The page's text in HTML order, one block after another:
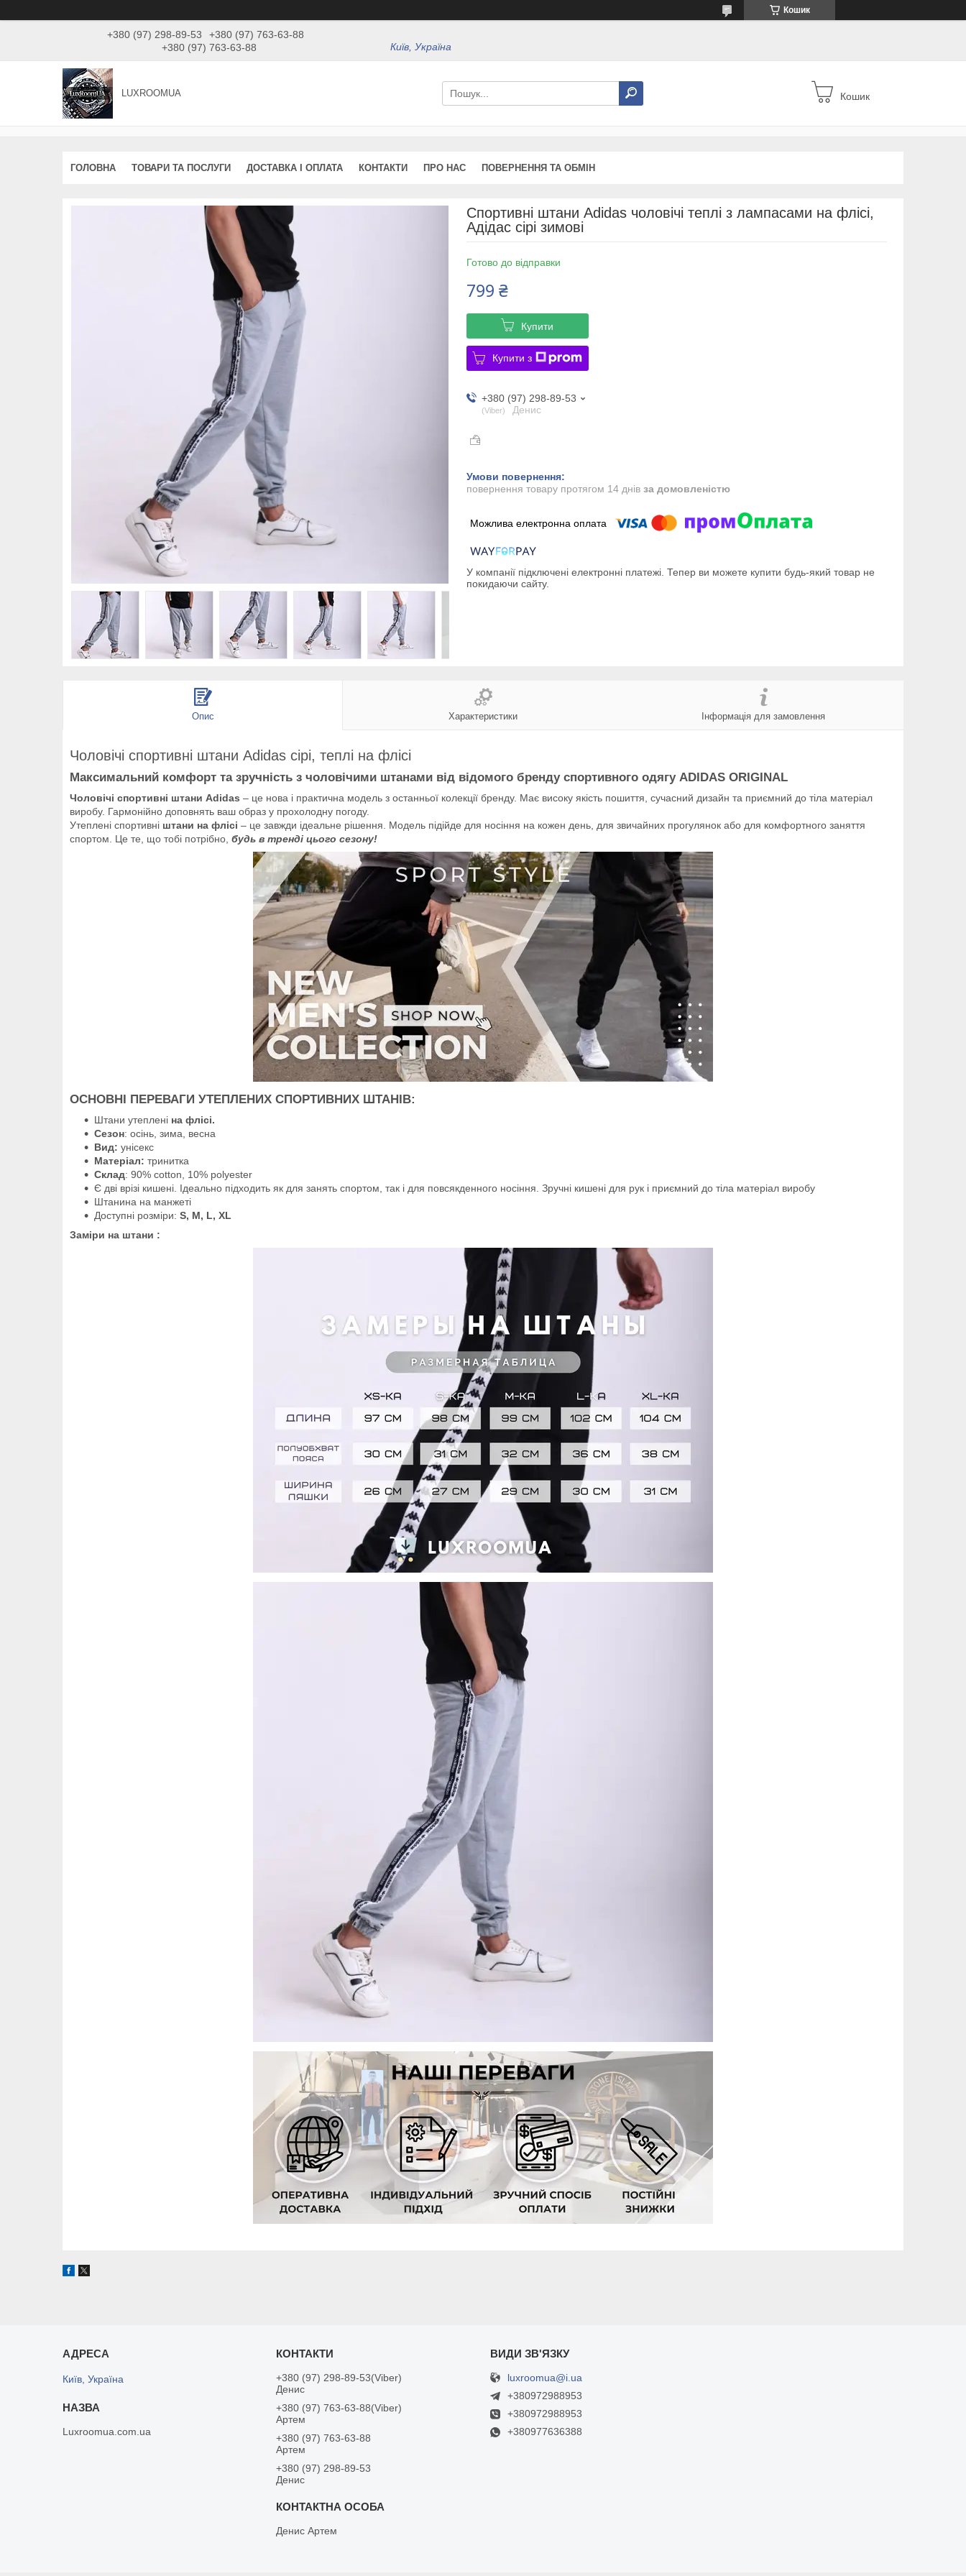
Кошик
+380 (97) 298-89-53
+380 (97) 763-63-88
+380 (97) 763-63-88
Київ, Україна
LUXROOMUА Кошик
ГОЛОВНА ТОВАРИ ТА ПОСЛУГИ ДОСТАВКА І ОПЛАТА КОНТАКТИ ПРО НАС ПОВЕРНЕННЯ ТА ОБМІН
Спортивні штани Adidas чоловічі теплі з лампасами на флісі,
Адідас сірі зимові
Готово до відправки
799 ₴
Купити
Купити з
+380 (97) 298-89-53
Viber Денис
повернення товару протягом 14 днів за домовленістю
У компанії підключені електронні платежі. Тепер ви можете купити будь-який товар не
покидаючи сайту.
Опис Характеристики Інформація для замовлення
Чоловічі спортивні штани Adidas сірі, теплі на флісі
Максимальний комфорт та зручність з чоловічими штанами від відомого бренду спортивного одягу ADIDAS ORIGINAL
Чоловічі спортивні штани Adidas – це нова і практична модель з останньої колекції бренду. Має високу якість пошиття, сучасний дизайн та приємний до тіла матеріал
виробу. Гармонійно доповнять ваш образ у прохолодну погоду.
Утеплені спортивні штани на флісі – це завжди ідеальне рішення. Модель підійде для носіння на кожен день, для звичайних прогулянок або для комфортного заняття
спортом. Це те, що тобі потрібно, будь в тренді цього сезону!
ОСНОВНІ ПЕРЕВАГИ УТЕПЛЕНИХ СПОРТИВНИХ ШТАНІВ:
Штани утеплені на флісі.
Сезон: осінь, зима, весна
Вид: унісекс
Матеріал: тринитка
Склад: 90% cotton, 10% polyester
Є дві врізі кишені. Ідеально підходить як для занять спортом, так і для повсякденного носіння. Зручні кишені для рук і приємний до тіла матеріал виробу
Штанина на манжеті
Доступні розміри: S, M, L, XL
Заміри на штани :
Київ, Україна
Luxroomua.com.ua
+380 (97) 298-89-53 Viber
Денис
+380 (97) 763-63-88 Viber
Артем
+380 (97) 763-63-88
Артем
+380 (97) 298-89-53
Денис
Денис Артем
luxroomua@i.ua
+380972988953
+380972988953
+380977636388